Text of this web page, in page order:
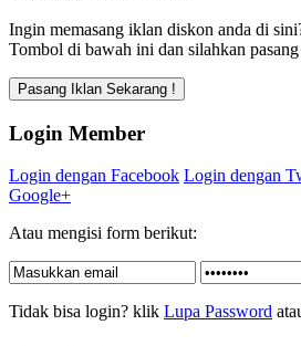
Ingin memasang iklan diskon anda di
Tombol di bawah ini dan silahkan
Login Member
Login dengan Facebook Login dengan
Google+
Atau mengisi form berikut:
Tidak bisa login? klik Lupa Password